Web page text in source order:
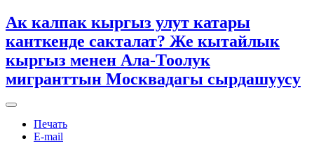
Ак калпак кыргыз улут катары
канткенде сакталат? Же кытайлык
кыргыз менен Ала-Тоолук
мигранттын Москвадагы сырдашуусу
Печать
E-mail